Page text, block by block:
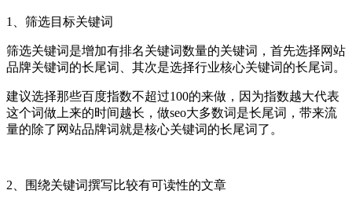
1、筛选目标关键词
筛选关键词是增加有排名关键词数量的关键词，首先选择网站
品牌关键词的长尾词、其次是选择行业核心关键词的长尾词。
建议选择那些百度指数不超过100的来做，因为指数越大代表
这个词做上来的时间越长，做seo大多数词是长尾词，带来流
量的除了网站品牌词就是核心关键词的长尾词了。
2、围绕关键词撰写比较有可读性的文章